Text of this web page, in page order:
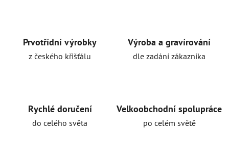
Prvotřídní výrobky
z českého křišťálu
Výroba a gravírování
dle zadání zákazníka
Rychlé doručení
do celého světa
Velkoobchodní spolupráce
po celém světě